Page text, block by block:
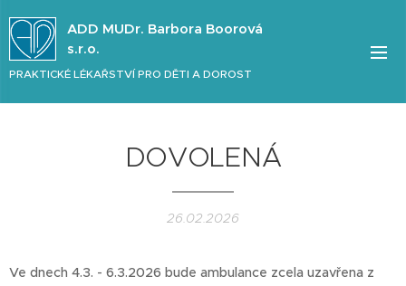
ADD MUDr. Barbora Boorová
s.r.o.
PRAKTICKÉ LÉKAŘSTVÍ PRO DĚTI A DOROST
DOVOLENÁ
26.02.2026
Ve dnech 4.3. - 6.3.2026 bude ambulance zcela uzavřena z